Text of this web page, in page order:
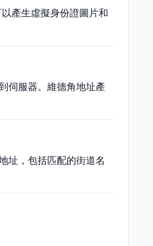
產生虛擬身份證圖片和
伺服器。維德角地址產
址，包括匹配的街道名